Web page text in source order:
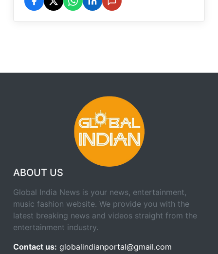
ABOUT US
Global India News is your news, entertainment,
music fashion website. We provide you with the
latest breaking news and videos straight from the
entertainment industry.
Contact us: globalindianportal@gmail.com